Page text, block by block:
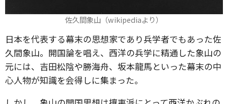
佐久間象山（wikipediaより）
日本を代表する幕末の思想家であり兵学者でもあった佐
久間象山。開国論を唱え、西洋の兵学に精通した象山の
元には、吉田松陰や勝海舟、坂本龍馬といった幕末の中
心人物が知識を会得しに集まった。